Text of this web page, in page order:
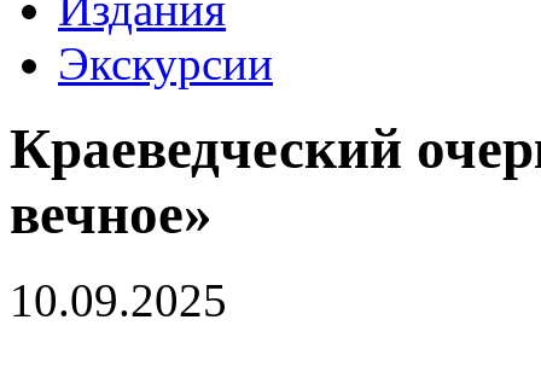
Экскурсии
Краеведческий
вечное»
10.09.2025